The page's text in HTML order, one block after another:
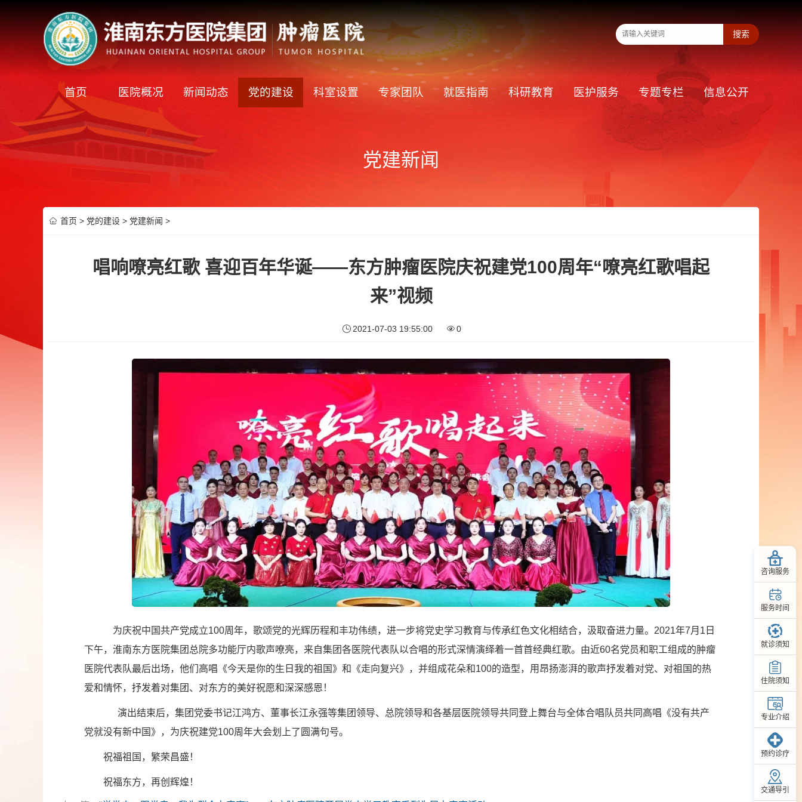
首页 医院概况 新闻动态 党的建设 科室设置 专家团队 就医指南 科研教育 医护服务 专题专栏 信息公开
党建新闻
首页 > 党的建设 > 党建新闻 >
唱响嘹亮红歌 喜迎百年华诞——东方肿瘤医院庆祝建党100周年“嘹亮红歌唱起
来”视频
2021-07-03 19:55:00 0
为庆祝中国共产党成立100周年，歌颂党的光辉历程和丰功伟绩，进一步将党史学习教育与传承红色文化相结合，汲取奋进力量。2021年7月1日
下午，淮南东方医院集团总院多功能厅内歌声嘹亮，来自集团各医院代表队以合唱的形式深情演绎着一首首经典红歌。由近60名党员和职工组成的肿瘤
医院代表队最后出场，他们高唱《今天是你的生日我的祖国》和《走向复兴》，并组成花朵和100的造型，用昂扬澎湃的歌声抒发着对党、对祖国的热
爱和情怀，抒发着对集团、对东方的美好祝愿和深深感恩！
演出结束后，集团党委书记江鸿方、董事长江永强等集团领导、总院领导和各基层医院领导共同登上舞台与全体合唱队员共同高唱《没有共产
党就没有新中国》，为庆祝建党100周年大会划上了圆满句号。
祝福祖国，繁荣昌盛！
祝福东方，再创辉煌！
咨询服务
服务时间
就诊须知
住院须知
专业介绍
预约诊疗
交通导引